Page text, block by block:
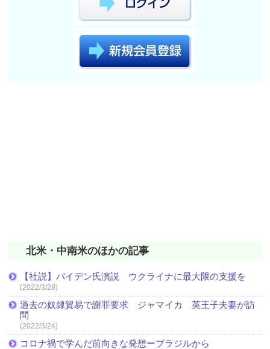
北米・中南米のほかの記事
【社説】バイデン氏演説 ウクライナに最大限の支援を
(2022/3/28)
過去の奴隷貿易で謝罪要求 ジャマイカ 英王子夫妻が訪
問
(2022/3/24)
コロナ禍で学んだ前向きな発想ーブラジルから